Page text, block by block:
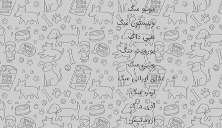
مونلو سگ
وینستون سگ
هپی داگ
یوروپت سگ
ونپی سگ
غذای ایرانی سگ
اونو سگ
آدی داگ
اروماتیش